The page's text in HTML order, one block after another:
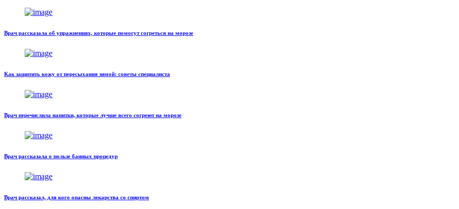
Врач рассказала об упражнениях, которые помогут согреться на морозе
Как защитить кожу от пересыхания зимой: советы специалиста
Врач перечислила напитки, которые лучше всего согреют на морозе
Врач рассказала о пользе банных процедур
Врач рассказал, для кого опасны лекарства со спиртом